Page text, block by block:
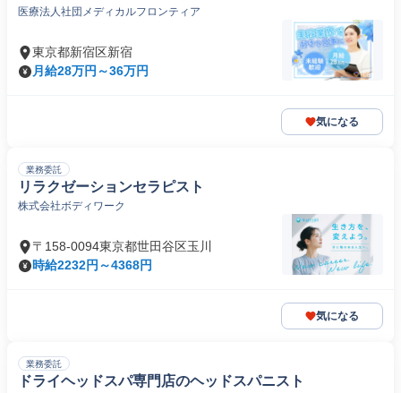
医療法人社団メディカルフロンティア
東京都新宿区新宿
月給28万円～36万円
気になる
業務委託
リラクゼーションセラピスト
株式会社ボディワーク
〒158-0094東京都世田谷区玉川
時給2232円～4368円
気になる
業務委託
ドライヘッドスパ専門店のヘッドスパニスト